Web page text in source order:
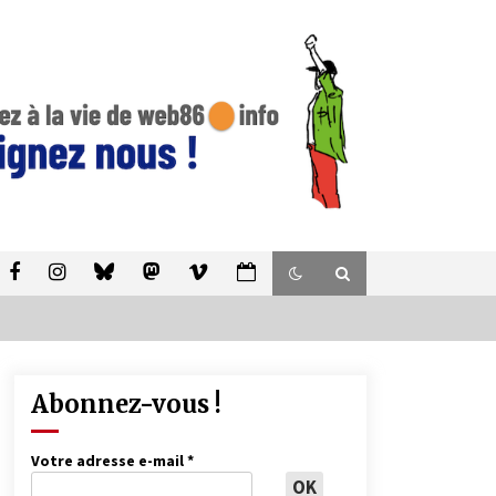
Abonnez-vous !
Votre adresse e-mail*